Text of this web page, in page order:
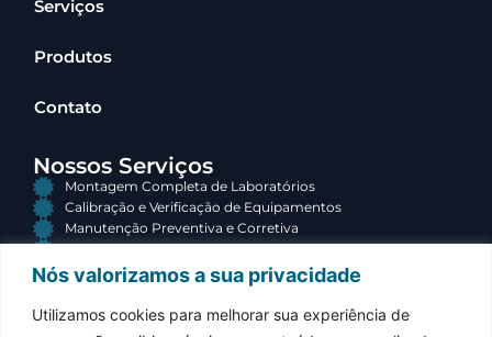
Nós valorizamos a sua privacidade
Utilizamos cookies para melhorar sua experiência de
Serviços
Produtos
Contato
Nossos Serviços
Montagem Completa de Laboratórios
Calibração e Verificação de Equipamentos
Manutenção Preventiva e Corretiva
Consultoria e Terceirização
(34) 3313-3767